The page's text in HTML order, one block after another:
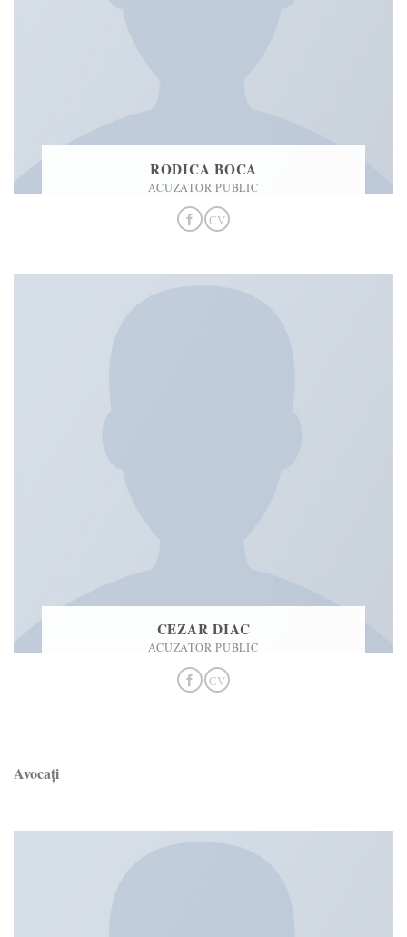
RODICA BOCA
ACUZATOR PUBLIC
CEZAR DIAC
ACUZATOR PUBLIC
Avocați